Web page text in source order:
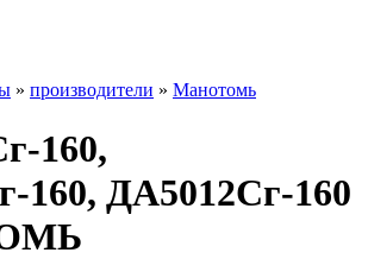
» производители » Манотомь
160,
160, ДА5012Сг-160